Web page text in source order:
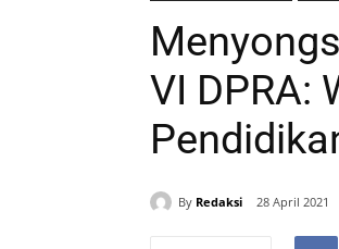
VI DPRA:
By Redaksi 28 April 2021